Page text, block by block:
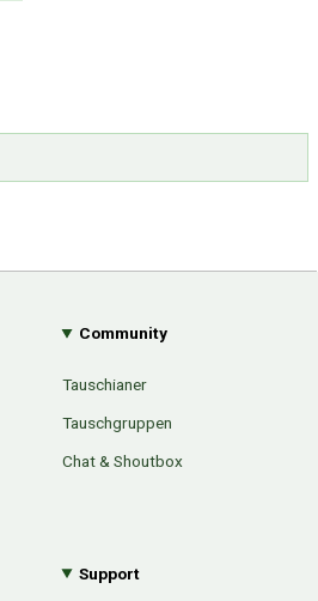
Community
Tauschianer
Tauschgruppen
Chat & Shoutbox
Support